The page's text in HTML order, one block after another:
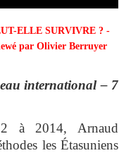
ELLE SURVIVRE ? -
par Olivier Berruyer
international – 7
à 2014, Arnaud
les Étasuniens